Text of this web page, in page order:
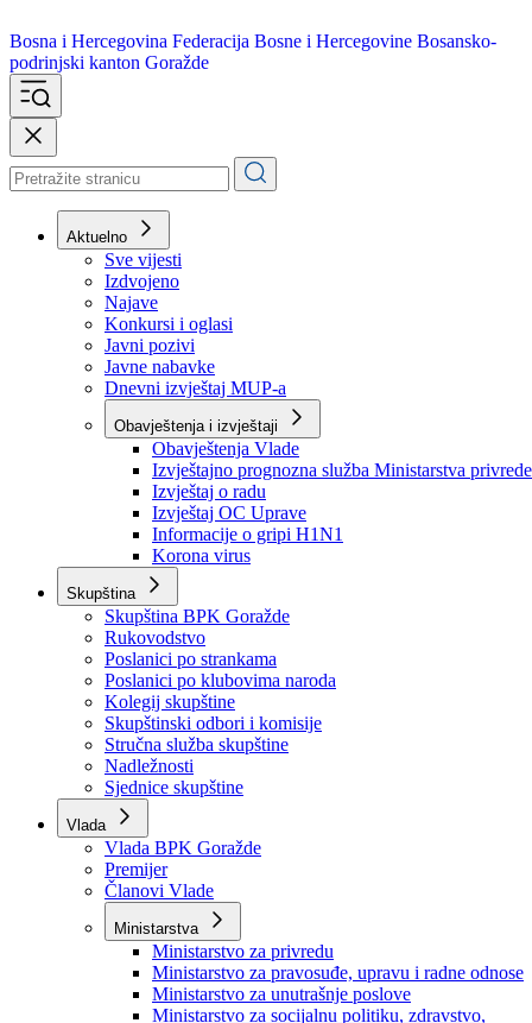
Bosna i Hercegovina
podrinjski kanton Goražde
Aktuelno
Sve vijesti
Izdvojeno
Najave
Konkursi i oglasi
Javni pozivi
Javne nabavke
Dnevni izvještaj MUP-a
Obavještenja i izvještaji
Obavještenja Vlade
Izvještajno prognozna služba Ministarstva privrede
Izvještaj o radu
Izvještaj OC Uprave
Informacije o gripi H1N1
Korona virus
Skupština
Skupština BPK Goražde
Rukovodstvo
Poslanici po strankama
Poslanici po klubovima naroda
Kolegij skupštine
Skupštinski odbori i komisije
Stručna služba skupštine
Nadležnosti
Sjednice skupštine
Vlada
Vlada BPK Goražde
Premijer
Članovi Vlade
Ministarstva
Ministarstvo za privredu